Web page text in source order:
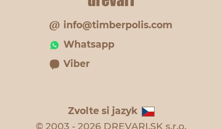
info@timberpolis.com
Whatsapp
Viber
Zvolte si jazyk
© 2003 - 2026 DREVARI.SK s.r.o.